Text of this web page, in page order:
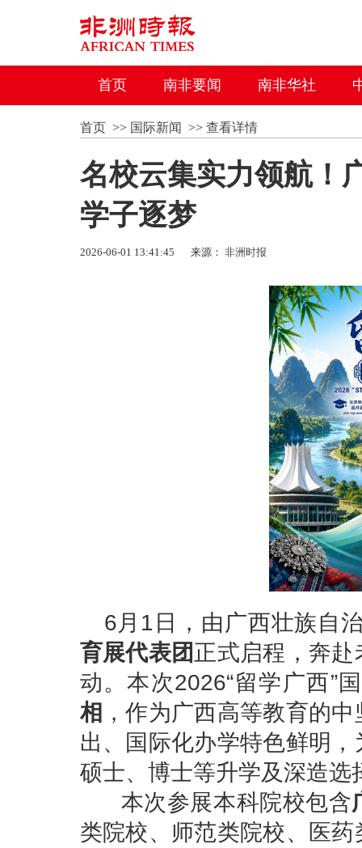
首页 南非要闻 南非华社
首页>> 国际新闻 >> 查看详情
名校云集实力领航！
学子逐梦
2026-06-01 13:41:45 来源： 非洲时报
6月1日，由广西壮族自
育展代表团正式启程，奔
动。本次2026“留学广西”
相 ，作为广西高等教育的
出、国际化办学特色鲜明
硕士、博士等升学及深造选
本次参展本科院校包含
类院校、师范类院校、医